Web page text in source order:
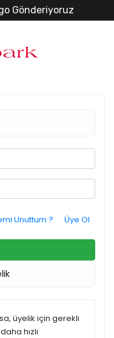
Gönderiyoruz
Üye Ol
Unuttum ?
üyelik için gerekli
hızlı